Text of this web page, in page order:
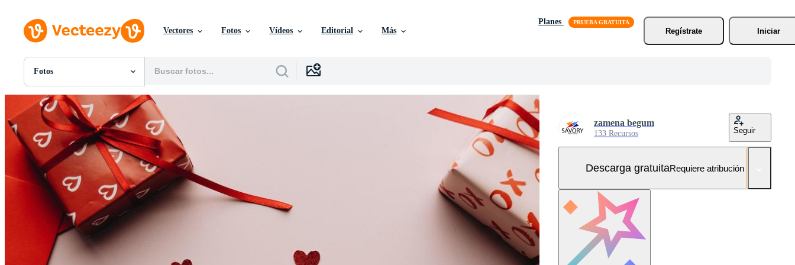
Vectores Fotos Vídeos Editorial Más
Planes
Regístrate
Iniciar
Fotos
Todas Imágenes
Fotos
PNGs
PSDs
SVGs
Plantillas
Vectores
Videos
Gráficos en Movimiento
Imágenes Editoriales
Eventos Editoriales
zamena begum
133 Recursos Seguir
Descarga gratuitaRequiere atribución